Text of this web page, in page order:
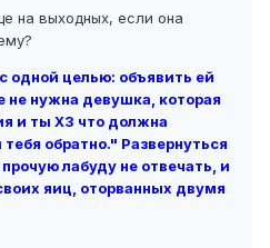
на выходных, если она
одной целью: объявить ей
нужна девушка, которая
и ты ХЗ что должна
обратно." Развернуться
лабуду не отвечать, и
яиц, оторванных двумя